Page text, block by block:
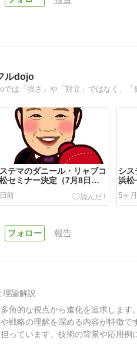
ルdojo
は「強さ」や「対立」ではなく、
テマのダニール・リャブコ
セミナー決定（7月8日
前
シス
浜松
5ヶ
報告
理論解説
角的な視点から進化を追求しま
戦略の理解を深める内容が特徴
っています。技術の背景や応用